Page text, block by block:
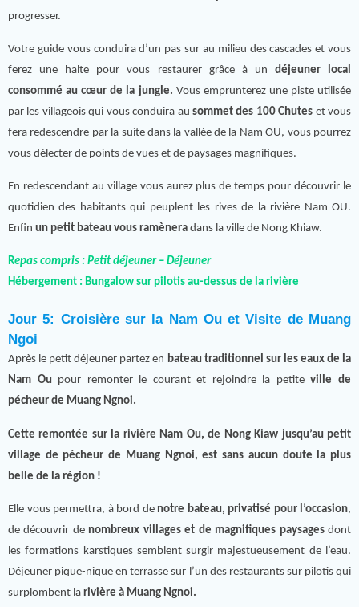
progresser.
Votre guide vous conduira d’un pas sur au milieu des cascades et vous
ferez une halte pour vous restaurer grâce à un déjeuner local
consommé au cœur de la jungle. Vous emprunterez une piste utilisée
par les villageois qui vous conduira au sommet des 100 Chutes et vous
fera redescendre par la suite dans la vallée de la Nam OU, vous pourrez
vous délecter de points de vues et de paysages magnifiques.
En redescendant au village vous aurez plus de temps pour découvrir le
quotidien des habitants qui peuplent les rives de la rivière Nam OU.
Enfin un petit bateau vous ramènera dans la ville de Nong Khiaw.
Repas compris : Petit déjeuner – Déjeuner
Hébergement : Bungalow sur pilotis au-dessus de la rivière
Jour 5: Croisière sur la Nam Ou et Visite de Muang
Ngoi
Après le petit déjeuner partez en bateau traditionnel sur les eaux de la
Nam Oupour remonter le courant et rejoindre la petiteville de
pécheur de Muang Ngnoi.
Cette remontée sur la rivière Nam Ou, de Nong Kiaw jusqu’au petit
village de pécheur de Muang Ngnoi, est sans aucun doute la plus
belle de la région !
Elle vous permettra, à bord de notre bateau, privatisé pour l’occasion,
de découvrir de nombreux villages et de magnifiques paysagesdont
les formations karstiques semblent surgir majestueusement de l’eau.
Déjeuner pique-nique en terrasse sur l’un des restaurants sur pilotis qui
surplombent la rivière à Muang Ngnoi.